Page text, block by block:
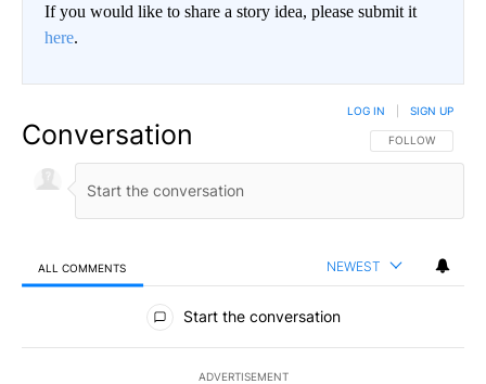
If you would like to share a story idea, please submit it
here.
Conversation FOLLOW THIS
FOLLOW
LOG IN SIGN UP
ALL COMMENTS NEWEST
All Comments
Start the conversation
ADVERTISEMENT